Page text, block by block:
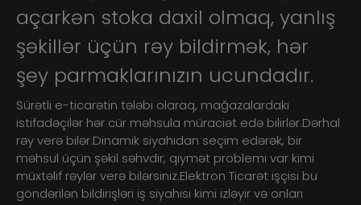
açarkən stoka daxil olmaq, yanlış
şəkillər üçün rəy bildirmək, hər
şey parmaklarınızın ucundadır.
Sürətli e-ticarətin tələbi olaraq, mağazalardakı
istifadəçilər hər cür məhsula müraciət edə bilirlər.Dərhal
rəy verə bilər.Dinamik siyahıdan seçim edərək, bir
məhsul üçün şəkil səhvdir, qiymət problemi var kimi
müxtəlif rəylər verə bilərsiniz.Elektron Ticarət işçisi bu
göndərilən bildirişləri iş siyahısı kimi izləyir və onları